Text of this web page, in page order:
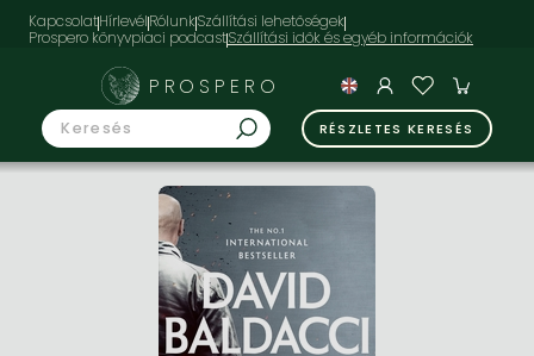
KapcsolatHírlevélRólunkSzállítási lehetőségek
Prospero könyvpiaci podcast
PROSPERO
RÉSZLETES KERESÉS